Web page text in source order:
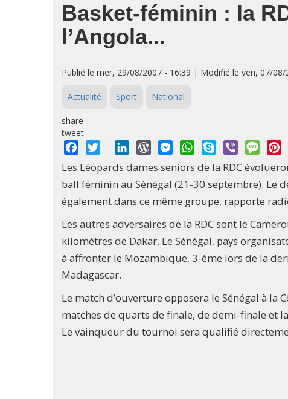
Basket-féminin : la
l’Angola...
Publié le mer, 29/08/2007 - 16:39 | Modifié le ven, 07/08/
Actualité Sport National
share
tweet
Facebook
Twitter LinkedInWordPressMessengerWhatsApp
Skype Viber
Les Léopards dames seniors de la RDC
ball féminin au Sénégal (21-30 septembre). Le
également dans ce même groupe, rapporte
Les autres adversaires de la RDC sont le
kilomètres de Dakar. Le Sénégal, pays
à affronter le Mozambique, 3-ème lors de la
Madagascar.
Le match d’ouverture opposera le Sénégal à la
matches de quarts de finale, de demi-finale et
Le vainqueur du tournoi sera qualifié